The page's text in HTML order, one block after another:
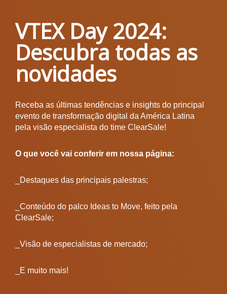
VTEX Day 2024:
Descubra todas as
novidades
Receba as últimas tendências e insights do principal
evento de transformação digital da América Latina
pela visão especialista do time ClearSale!
O que você vai conferir em nossa página:
_Destaques das principais palestras;
_Conteúdo do palco Ideas to Move, feito pela
ClearSale;
_Visão de especialistas de mercado;
_E muito mais!